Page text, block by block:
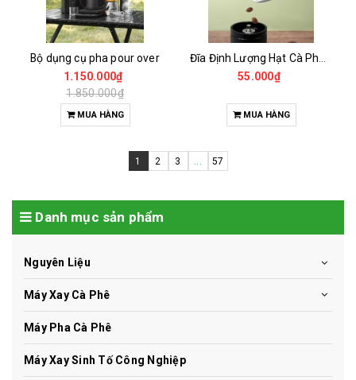
Bộ dụng cụ pha pour over
1.150.000₫
1.850.000₫
MUA HÀNG
55.000₫
MUA HÀNG
1 2 3 ... 57
Danh mục sản phẩm
Nguyên Liệu
Máy Xay Cà Phê
Máy Pha Cà Phê
Máy Xay Sinh Tố Công Nghiệp